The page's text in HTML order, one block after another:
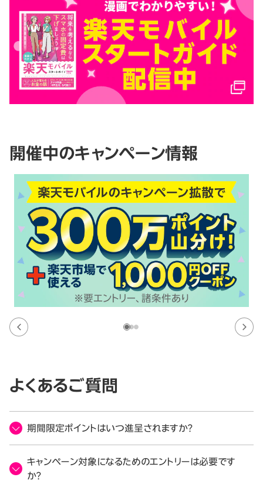
開催中のキャンペーン情報
よくあるご質問
期間限定ポイントはいつ進呈されますか？
キャンペーン対象になるためのエントリーは必要です
か？